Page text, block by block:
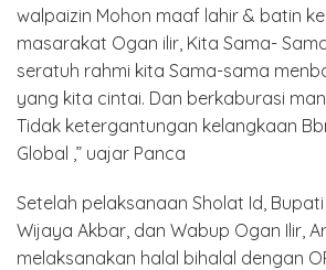
walpaizin Mohon maaf lahir & batin
masarakat Ogan ilir, Kita Sama-
seratuh rahmi kita Sama-sama
yang kita cintai. Dan berkaburasi
Tidak ketergantungan kelangkaan
Global ,” uajar Panca
Setelah pelaksanaan Sholat Id,
Wijaya Akbar, dan Wabup Ogan Ilir,
melaksanakan halal bihalal dengan